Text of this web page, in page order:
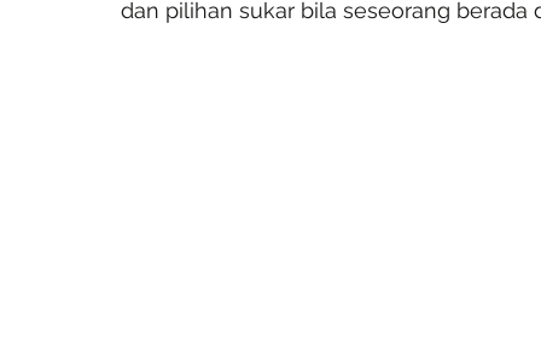
dan pilihan sukar bila seseorang berada